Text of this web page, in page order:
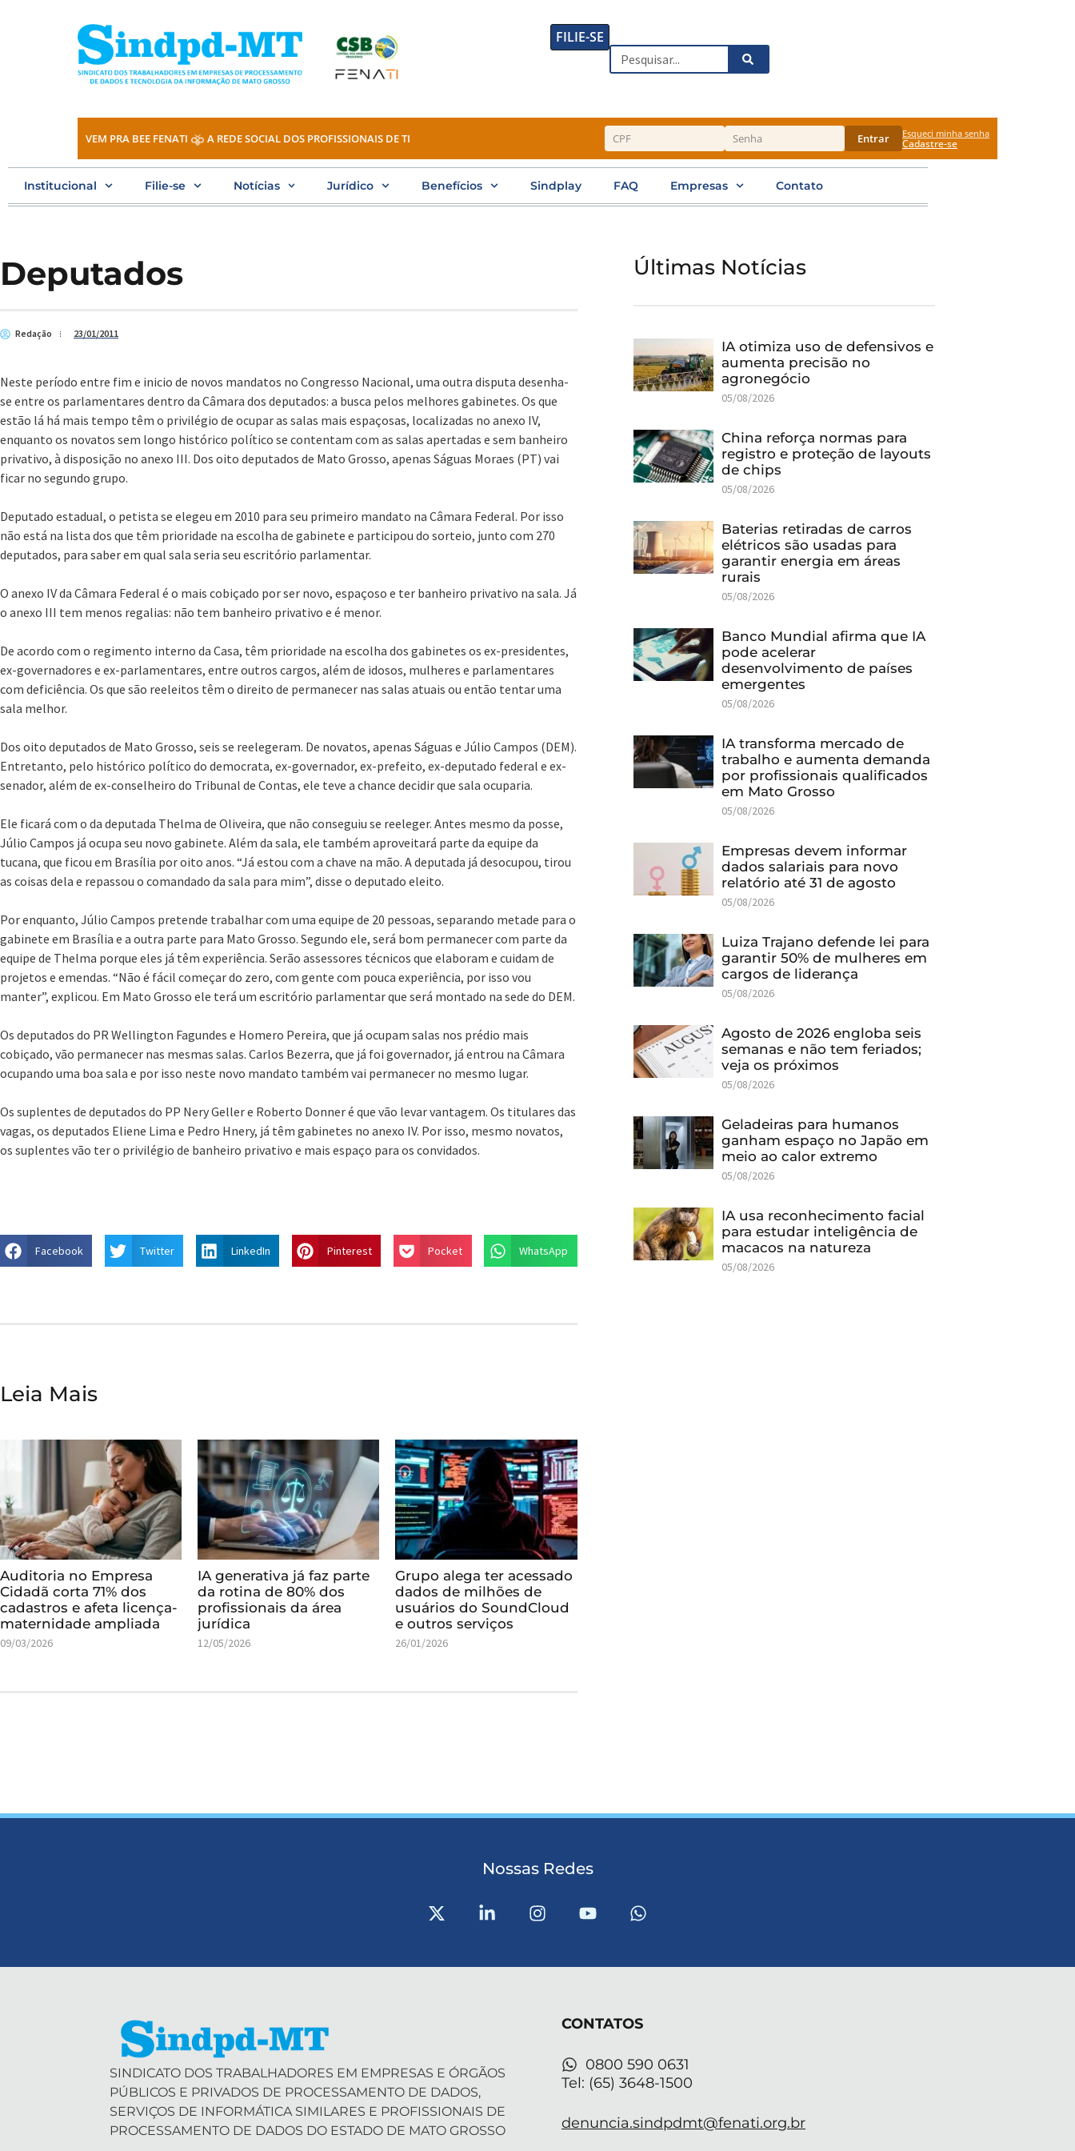
FILIE-SE
Search
VEM PRA BEE FENATI A REDE SOCIAL DOS PROFISSIONAIS DE TI Entrar Esqueci minha senha
Cadastre-se
Institucional Filie-se Notícias Jurídico Benefícios Sindplay FAQ Empresas Contato
Deputados
Redação 23/01/2011
Neste período entre fim e inicio de novos mandatos no Congresso Nacional, uma outra disputa desenha-
se entre os parlamentares dentro da Câmara dos deputados: a busca pelos melhores gabinetes. Os que
estão lá há mais tempo têm o privilégio de ocupar as salas mais espaçosas, localizadas no anexo IV,
enquanto os novatos sem longo histórico político se contentam com as salas apertadas e sem banheiro
privativo, à disposição no anexo III. Dos oito deputados de Mato Grosso, apenas Ságuas Moraes (PT) vai
ficar no segundo grupo.
Deputado estadual, o petista se elegeu em 2010 para seu primeiro mandato na Câmara Federal. Por isso
não está na lista dos que têm prioridade na escolha de gabinete e participou do sorteio, junto com 270
deputados, para saber em qual sala seria seu escritório parlamentar.
O anexo IV da Câmara Federal é o mais cobiçado por ser novo, espaçoso e ter banheiro privativo na sala. Já
o anexo III tem menos regalias: não tem banheiro privativo e é menor.
De acordo com o regimento interno da Casa, têm prioridade na escolha dos gabinetes os ex-presidentes,
ex-governadores e ex-parlamentares, entre outros cargos, além de idosos, mulheres e parlamentares
com deficiência. Os que são reeleitos têm o direito de permanecer nas salas atuais ou então tentar uma
sala melhor.
Dos oito deputados de Mato Grosso, seis se reelegeram. De novatos, apenas Ságuas e Júlio Campos (DEM).
Entretanto, pelo histórico político do democrata, ex-governador, ex-prefeito, ex-deputado federal e ex-
senador, além de ex-conselheiro do Tribunal de Contas, ele teve a chance decidir que sala ocuparia.
Ele ficará com o da deputada Thelma de Oliveira, que não conseguiu se reeleger. Antes mesmo da posse,
Júlio Campos já ocupa seu novo gabinete. Além da sala, ele também aproveitará parte da equipe da
tucana, que ficou em Brasília por oito anos. “Já estou com a chave na mão. A deputada já desocupou, tirou
as coisas dela e repassou o comandado da sala para mim”, disse o deputado eleito.
Por enquanto, Júlio Campos pretende trabalhar com uma equipe de 20 pessoas, separando metade para o
gabinete em Brasília e a outra parte para Mato Grosso. Segundo ele, será bom permanecer com parte da
equipe de Thelma porque eles já têm experiência. Serão assessores técnicos que elaboram e cuidam de
projetos e emendas. “Não é fácil começar do zero, com gente com pouca experiência, por isso vou
manter”, explicou. Em Mato Grosso ele terá um escritório parlamentar que será montado na sede do DEM.
Os deputados do PR Wellington Fagundes e Homero Pereira, que já ocupam salas nos prédio mais
cobiçado, vão permanecer nas mesmas salas. Carlos Bezerra, que já foi governador, já entrou na Câmara
ocupando uma boa sala e por isso neste novo mandato também vai permanecer no mesmo lugar.
Os suplentes de deputados do PP Nery Geller e Roberto Donner é que vão levar vantagem. Os titulares das
vagas, os deputados Eliene Lima e Pedro Hnery, já têm gabinetes no anexo IV. Por isso, mesmo novatos,
os suplentes vão ter o privilégio de banheiro privativo e mais espaço para os convidados.
Facebook Twitter LinkedIn Pinterest Pocket WhatsApp
Leia Mais
Auditoria no Empresa
Cidadã corta 71% dos
cadastros e afeta licença-
maternidade ampliada
09/03/2026
IA generativa já faz parte
da rotina de 80% dos
profissionais da área
jurídica
12/05/2026
Grupo alega ter acessado
dados de milhões de
usuários do SoundCloud
e outros serviços
26/01/2026
Últimas Notícias
IA otimiza uso de defensivos e
aumenta precisão no
agronegócio
05/08/2026
China reforça normas para
registro e proteção de layouts
de chips
05/08/2026
Baterias retiradas de carros
elétricos são usadas para
garantir energia em áreas
rurais
05/08/2026
Banco Mundial afirma que IA
pode acelerar
desenvolvimento de países
emergentes
05/08/2026
IA transforma mercado de
trabalho e aumenta demanda
por profissionais qualificados
em Mato Grosso
05/08/2026
Empresas devem informar
dados salariais para novo
relatório até 31 de agosto
05/08/2026
Luiza Trajano defende lei para
garantir 50% de mulheres em
cargos de liderança
05/08/2026
Agosto de 2026 engloba seis
semanas e não tem feriados;
veja os próximos
05/08/2026
Geladeiras para humanos
ganham espaço no Japão em
meio ao calor extremo
05/08/2026
IA usa reconhecimento facial
para estudar inteligência de
macacos na natureza
05/08/2026
Nossas Redes
X
-
L
i
i
n
I
n
Y
o
e
W
h
p
p
SINDICATO DOS TRABALHADORES EM EMPRESAS E ÓRGÃOS
PÚBLICOS E PRIVADOS DE PROCESSAMENTO DE DADOS,
SERVIÇOS DE INFORMÁTICA SIMILARES E PROFISSIONAIS DE
PROCESSAMENTO DE DADOS DO ESTADO DE MATO GROSSO
CONTATOS
0800 590 0631
Tel: (65) 3648-1500
denuncia.sindpdmt@fenati.org.br